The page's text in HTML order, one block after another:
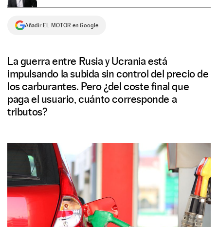
Añadir EL MOTOR en Google
La guerra entre Rusia y Ucrania está
impulsando la subida sin control del precio de
los carburantes. Pero ¿del coste final que
paga el usuario, cuánto corresponde a
tributos?